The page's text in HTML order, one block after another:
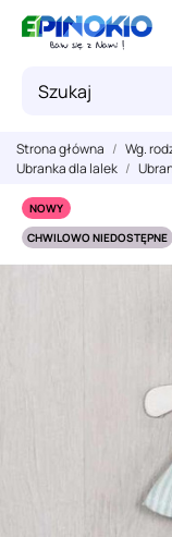
Strona główna Wg.
Ubranka dla lalek
NOWY
CHWILOWO NIEDOSTĘPNE